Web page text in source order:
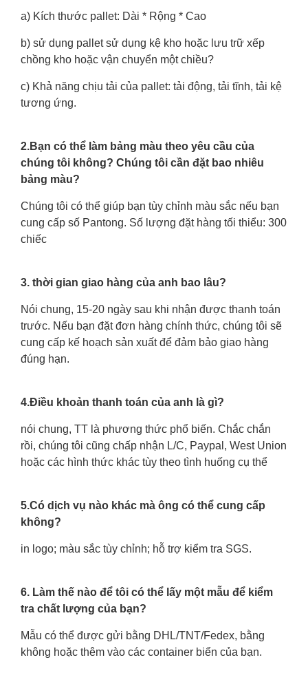
a) Kích thước pallet: Dài * Rộng * Cao
b) sử dụng pallet sử dụng kệ kho hoặc lưu trữ xếp
chồng kho hoặc vận chuyển một chiều?
c) Khả năng chịu tải của pallet: tải động, tải tĩnh, tải kệ
tương ứng.
2.Bạn có thể làm bảng màu theo yêu cầu của
chúng tôi không? Chúng tôi cần đặt bao nhiêu
bảng màu?
Chúng tôi có thể giúp bạn tùy chỉnh màu sắc nếu bạn
cung cấp số Pantong. Số lượng đặt hàng tối thiểu: 300
chiếc
3. thời gian giao hàng của anh bao lâu?
Nói chung, 15-20 ngày sau khi nhận được thanh toán
trước. Nếu bạn đặt đơn hàng chính thức, chúng tôi sẽ
cung cấp kế hoạch sản xuất để đảm bảo giao hàng
đúng hạn.
4.Điều khoản thanh toán của anh là gì?
nói chung, TT là phương thức phổ biến. Chắc chắn
rồi, chúng tôi cũng chấp nhận L/C, Paypal, West Union
hoặc các hình thức khác tùy theo tình huống cụ thể
5.Có dịch vụ nào khác mà ông có thể cung cấp
không?
in logo; màu sắc tùy chỉnh; hỗ trợ kiểm tra SGS.
6. Làm thế nào để tôi có thể lấy một mẫu để kiểm
tra chất lượng của bạn?
Mẫu có thể được gửi bằng DHL/TNT/Fedex, bằng
không hoặc thêm vào các container biển của bạn.